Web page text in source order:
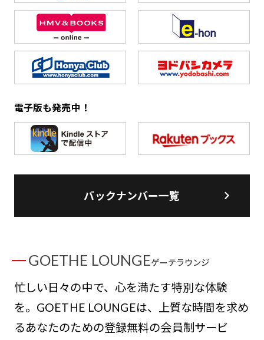
電子版も発売中！
バックナンバー一覧
GOETHE LOUNGEゲーテラウンジ
忙しい日々の中で、心を満たす特別な体験
を。GOETHE LOUNGEは、上質な時間を求め
るあなたのための登録無料の会員制サービ